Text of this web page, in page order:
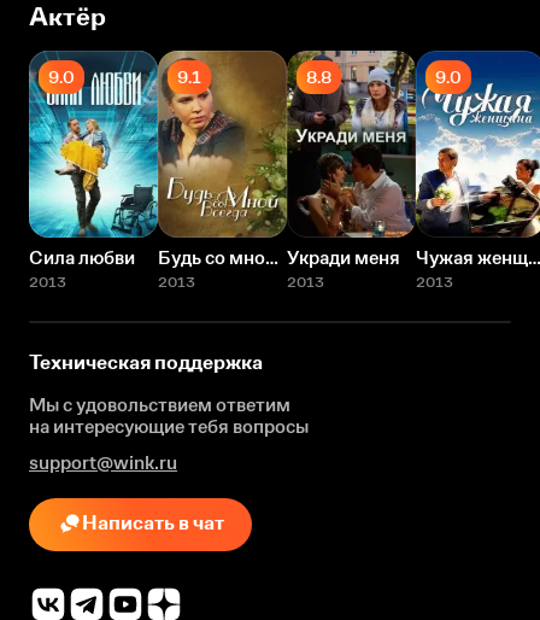
Актёр
9.0
Сила любви
2013
9.1
Будь со мной всегда
2013
8.8
Укради меня
2013
9.0
Чужая женщина
2013
Техническая поддержка
Мы с удовольствием ответим
на интересующиетебя вопросы
support@wink.ru
Написать в чат